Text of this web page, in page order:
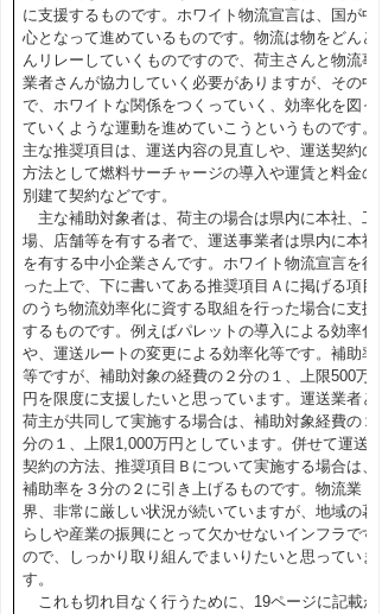
に支援するものです。ホワイト物流宣言は、国が中
心となって進めているものです。物流は物をどんど
んリレーしていくものですので、荷主さんと物流事
業者さんが協力していく必要がありますが、その中
で、ホワイトな関係をつくっていく、効率化を図っ
ていくような運動を進めていこうというものです。
主な推奨項目は、運送内容の見直しや、運送契約の
方法として燃料サーチャージの導入や運賃と料金の
別建て契約などです。
主な補助対象者は、荷主の場合は県内に本社、工
場、店舗等を有する者で、運送事業者は県内に本社
を有する中小企業さんです。ホワイト物流宣言を行
った上で、下に書いてある推奨項目Ａに掲げる項目
のうち物流効率化に資する取組を行った場合に支援
するものです。例えばパレットの導入による効率化
や、運送ルートの変更による効率化等です。補助率
等ですが、補助対象の経費の２分の１、上限500万
円を限度に支援したいと思っています。運送業者と
荷主が共同して実施する場合は、補助対象経費の２
分の１、上限1,000万円としています。併せて運送
契約の方法、推奨項目Ｂについて実施する場合は、
補助率を３分の２に引き上げるものです。物流業
界、非常に厳しい状況が続いていますが、地域の暮
らしや産業の振興にとって欠かせないインフラです
ので、しっかり取り組んでまいりたいと思っていま
す。
これも切れ目なく行うために、19ページに記載が